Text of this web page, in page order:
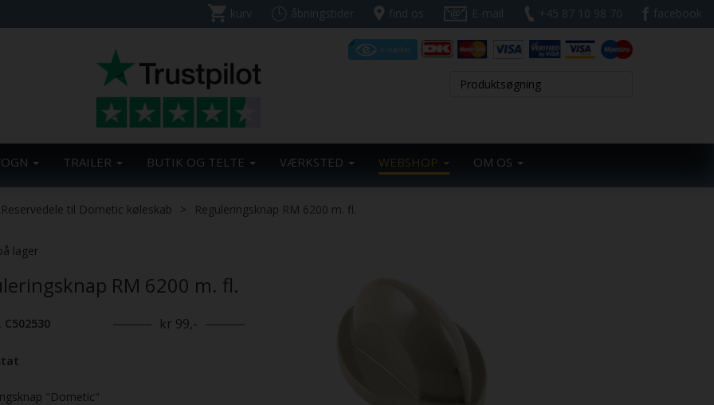
kurv åbningstider find os E-mail +45 87 10 98 70 facebook
TRAILER BUTIK OG TELTE VÆRKSTED WEBSHOP OM OS
Reservedele til Dometic køleskab Reguleringsknap RM 6200 m. fl.
lager
RM 6200 m. fl.
kr 99,-
"Dometic"